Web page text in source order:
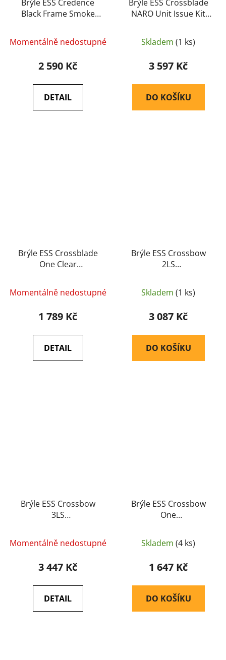
Brýle ESS Credence
Black Frame Smoke
(balistické/střelecké)
(EE9015-04) - ESS
Momentálně nedostupné
2 590 Kč
DETAIL
Brýle ESS Crossblade
NARO Unit Issue Kit
(balistické/střelecké)
(EE9034-01) - ESS
Skladem (1 ks)
3 597 Kč
DO KOŠÍKU
Brýle ESS Crossblade
One Clear
(EE9032-09) - ESS
Momentálně nedostupné
1 789 Kč
DETAIL
Brýle ESS Crossbow
2LS
(740-0390) - ESS
Skladem (1 ks)
3 087 Kč
DO KOŠÍKU
Brýle ESS Crossbow
3LS
(740-0387) - ESS
Momentálně nedostupné
3 447 Kč
DETAIL
Brýle ESS Crossbow
One
(740-0615) - ESS
Skladem (4 ks)
1 647 Kč
DO KOŠÍKU